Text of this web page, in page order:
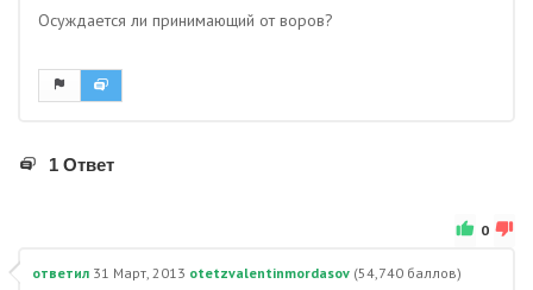
Осуждается ли принимающий от воров?
1 Ответ
0
ответил 31 Март, 2013 otetzvalentinmordasov (54,740 баллов)